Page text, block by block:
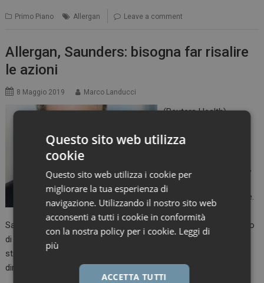
Primo Piano Allergan Leave a comment
Allergan, Saunders: bisogna far risalire
le azioni
8 Maggio 2019 Marco Landucci
(Reuters Health) –
primo trimestre
migliori delle previsioni,
le azioni di Allergan
continuano a scendere.
Saunders, e i dirigenti chiudono la call con gli azionisti spiegando
di essere consapevoli dell’urgenza di mettere in atto una
strategia per far risalire delle azioni. Le azioni di Allergan sono
diminuite di…
Questo sito web utilizza
cookie
Questo sito web utilizza i cookie per
migliorare la tua esperienza di
navigazione. Utilizzando il nostro sito web
acconsenti a tutti i cookie in conformità
con la nostra policy per i cookie. Leggi di
più
ACCETTA TUTTI